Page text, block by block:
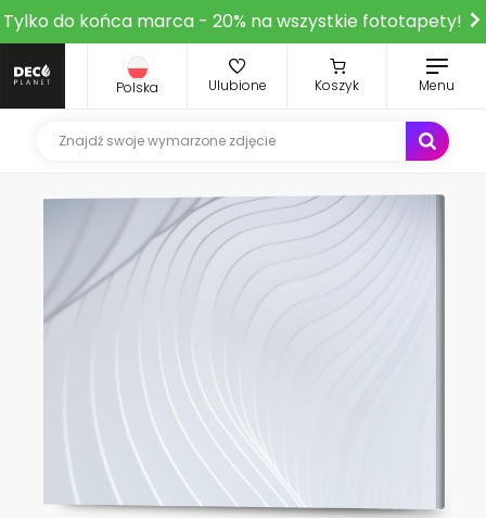
Tylko do końca marca - 20% na wszystkie fototapety!
Polska Ulubione Koszyk Menu